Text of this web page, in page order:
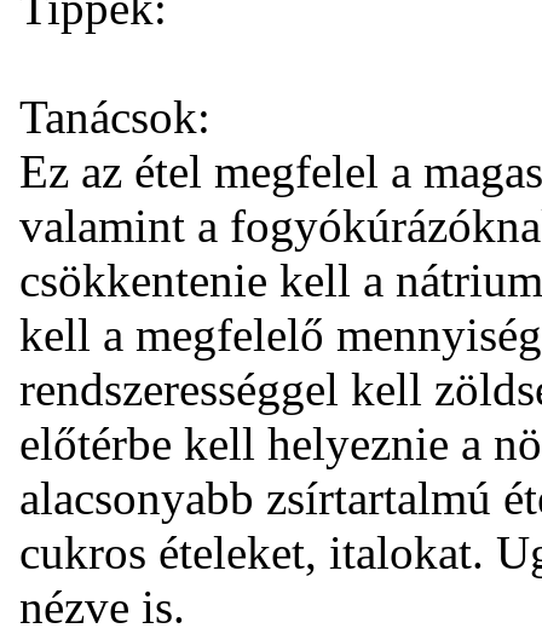
Tanácsok:
Ez az étel megfelel a
valamint a
csökkentenie kell a
kell a megfelelő
rendszerességgel kell
előtérbe kell helyeznie a
alacsonyabb zsírtartalmú
cukros ételeket, italokat.
nézve is.